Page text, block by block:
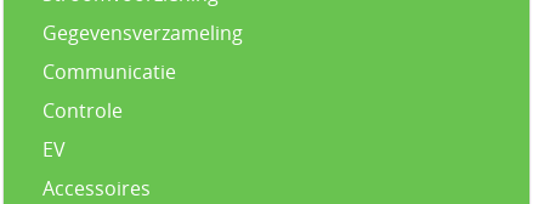
Gegevensverzameling
Communicatie
Controle
EV
Accessoires